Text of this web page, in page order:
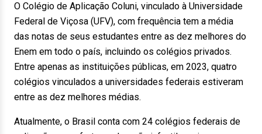
O Colégio de Aplicação Coluni, vinculado à Universidade
Federal de Viçosa (UFV), com frequência tem a média
das notas de seus estudantes entre as dez melhores do
Enem em todo o país, incluindo os colégios privados.
Entre apenas as instituições públicas, em 2023, quatro
colégios vinculados a universidades federais estiveram
entre as dez melhores médias.
Atualmente, o Brasil conta com 24 colégios federais de